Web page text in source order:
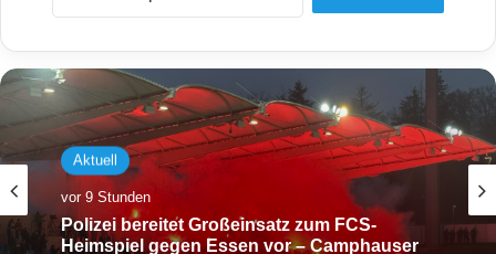
Aktuell
vor 9 Stunden
Polizei bereitet Großeinsatz zum FCS-
Heimspiel gegen Essen vor – Camphauser